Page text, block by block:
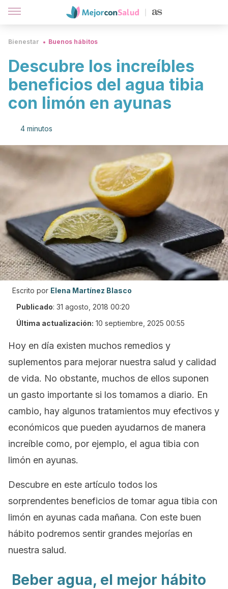
Bienestar Buenos hábitos
Descubre los increíbles
beneficios del agua tibia
con limón en ayunas
4 minutos
Escrito por Elena Martínez Blasco
Publicado: 31 agosto, 2018 00:20
Última actualización: 10 septiembre, 2025 00:55
Hoy en día existen muchos remedios y
suplementos para mejorar nuestra salud y calidad
de vida. No obstante, muchos de ellos suponen
un gasto importante si los tomamos a diario. En
cambio, hay algunos tratamientos muy efectivos y
económicos que pueden ayudarnos de manera
increíble como, por ejemplo, el agua tibia con
limón en ayunas.
Descubre en este artículo todos los
sorprendentes beneficios de tomar agua tibia con
limón en ayunas cada mañana. Con este buen
hábito podremos sentir grandes mejorías en
nuestra salud.
Beber agua, el mejor hábito